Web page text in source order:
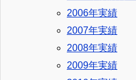
2006年実績
2007年実績
2008年実績
2009年実績